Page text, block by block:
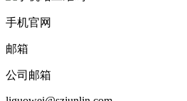
手机官网
邮箱
公司邮箱